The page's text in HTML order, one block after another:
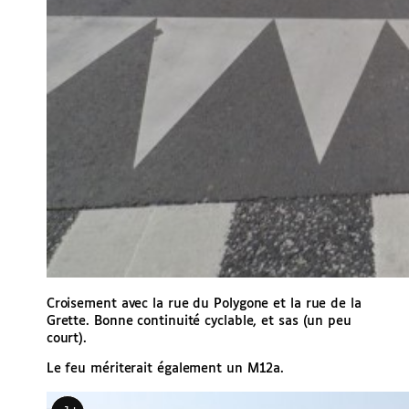
Croisement avec la rue du Polygone et la rue de la
Grette. Bonne continuité cyclable, et sas (un peu
court).
Le feu mériterait également un M12a.